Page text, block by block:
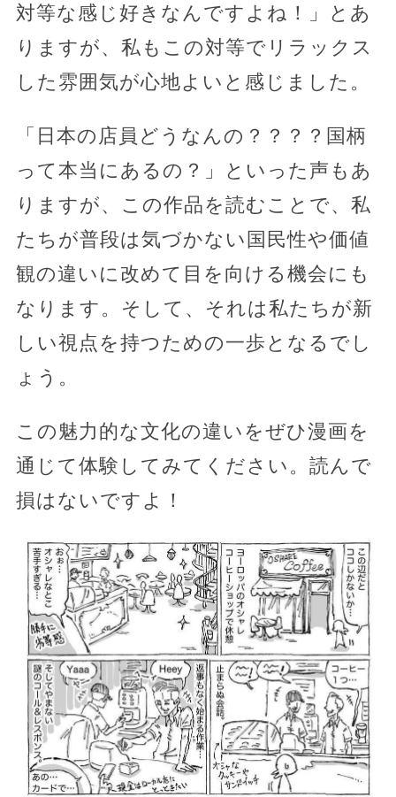
対等な感じ好きなんですよね！」とあ
りますが、私もこの対等でリラックス
した雰囲気が心地よいと感じました。
「日本の店員どうなんの？？？？国柄
って本当にあるの？」といった声もあ
りますが、この作品を読むことで、私
たちが普段は気づかない国民性や価値
観の違いに改めて目を向ける機会にも
なります。そして、それは私たちが新
しい視点を持つための一歩となるでし
ょう。
この魅力的な文化の違いをぜひ漫画を
通じて体験してみてください。読んで
損はないですよ！